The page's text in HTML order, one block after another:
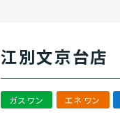
江別文京台店
ガスワン エネワン